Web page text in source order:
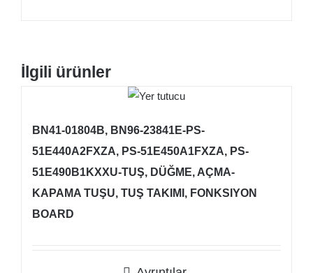
İlgili ürünler
BN41-01804B, BN96-23841E-PS-
51E440A2FXZA, PS-51E450A1FXZA, PS-
51E490B1KXXU-TUŞ, DÜĞME, AÇMA-
KAPAMA TUŞU, TUŞ TAKIMI, FONKSIYON
BOARD